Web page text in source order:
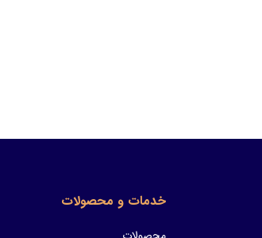
خدمات و محصولات